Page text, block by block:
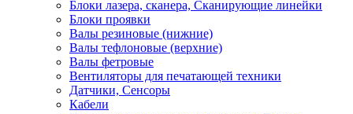
Блоки лазера, сканера, Сканирующие линейки
Блоки проявки
Валы резиновые (нижние)
Валы тефлоновые (верхние)
Валы фетровые
Вентиляторы для печатающей техники
Датчики, Сенсоры
Кабели